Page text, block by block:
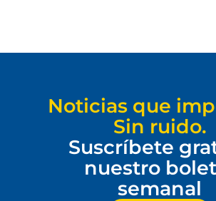
Noticias que
Sin ruido.
Suscríbete
nuestro
semanal